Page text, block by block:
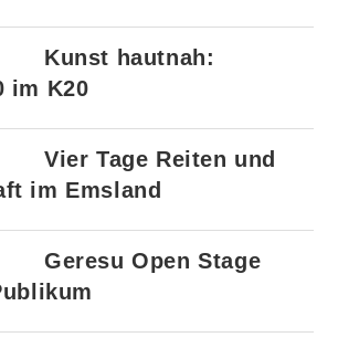
Kunst hautnah:
im K20
Vier Tage Reiten und
im Emsland
Geresu Open Stage